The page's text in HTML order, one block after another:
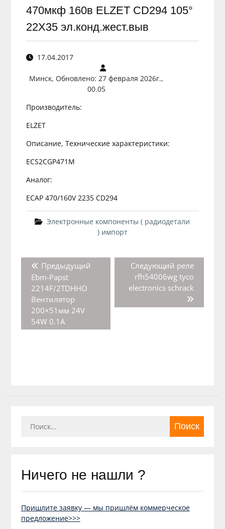
470мкф 160в ELZET CD294 105°
22Х35 эл.конд.жест.выв
17.04.2017
Минск, Обновлено: 27 февраля 2026г.,
00.05
Производитель:
ELZET
Описание, Технические характеристики:
ECS2CGP471M
Аналог:
ECAP 470/160V 2235 CD294
Электронные компоненты ( радиодетали
) импорт
записям
Предыдущий Предыдущая
Ebm-Papst
2214F/2TDHHO
Вентилятор
200×51мм 24V
54W 0.1A
Следующий Следующая
запись:
реле
rfh54006wg tyco
electronics schrack
Ничего не нашли ?
Пришлите заявку — мы пришлём коммерческое
предложение>>>